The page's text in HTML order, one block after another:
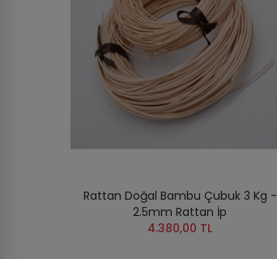
Rattan Doğal Bambu Çubuk 3 Kg -
2.5mm Rattan İp
4.380,00 TL